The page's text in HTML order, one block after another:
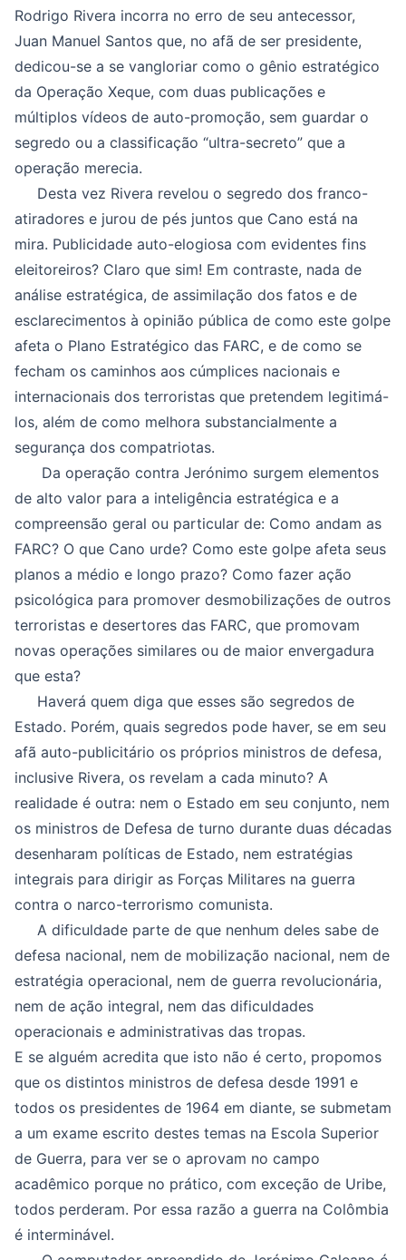
Rodrigo Rivera incorra no erro de seu antecessor,
Juan Manuel Santos que, no afã de ser presidente,
dedicou-se a se vangloriar como o gênio estratégico
da Operação Xeque, com duas publicações e
múltiplos vídeos de auto-promoção, sem guardar o
segredo ou a classificação “ultra-secreto” que a
operação merecia.
Desta vez Rivera revelou o segredo dos franco-
atiradores e jurou de pés juntos que Cano está na
mira. Publicidade auto-elogiosa com evidentes fins
eleitoreiros? Claro que sim! Em contraste, nada de
análise estratégica, de assimilação dos fatos e de
esclarecimentos à opinião pública de como este golpe
afeta o Plano Estratégico das FARC, e de como se
fecham os caminhos aos cúmplices nacionais e
internacionais dos terroristas que pretendem legitimá-
los, além de como melhora substancialmente a
segurança dos compatriotas.
Da operação contra Jerónimo surgem elementos
de alto valor para a inteligência estratégica e a
compreensão geral ou particular de: Como andam as
FARC? O que Cano urde? Como este golpe afeta seus
planos a médio e longo prazo? Como fazer ação
psicológica para promover desmobilizações de outros
terroristas e desertores das FARC, que promovam
novas operações similares ou de maior envergadura
que esta?
Haverá quem diga que esses são segredos de
Estado. Porém, quais segredos pode haver, se em seu
afã auto-publicitário os próprios ministros de defesa,
inclusive Rivera, os revelam a cada minuto? A
realidade é outra: nem o Estado em seu conjunto, nem
os ministros de Defesa de turno durante duas décadas
desenharam políticas de Estado, nem estratégias
integrais para dirigir as Forças Militares na guerra
contra o narco-terrorismo comunista.
A dificuldade parte de que nenhum deles sabe de
defesa nacional, nem de mobilização nacional, nem de
estratégia operacional, nem de guerra revolucionária,
nem de ação integral, nem das dificuldades
operacionais e administrativas das tropas.
E se alguém acredita que isto não é certo, propomos
que os distintos ministros de defesa desde 1991 e
todos os presidentes de 1964 em diante, se submetam
a um exame escrito destes temas na Escola Superior
de Guerra, para ver se o aprovam no campo
acadêmico porque no prático, com exceção de Uribe,
todos perderam. Por essa razão a guerra na Colômbia
é interminável.